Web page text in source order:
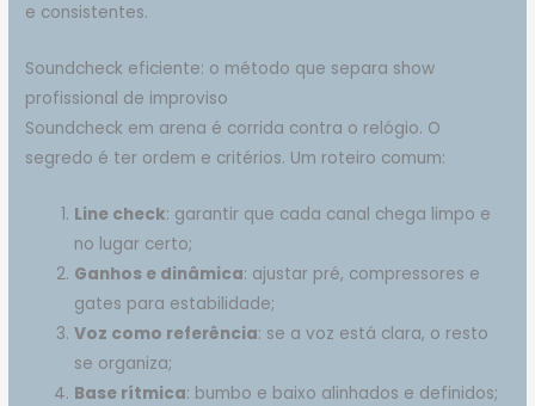
e consistentes.
Soundcheck eficiente: o método que separa show
profissional de improviso
Soundcheck em arena é corrida contra o relógio. O
segredo é ter ordem e critérios. Um roteiro comum:
Line check: garantir que cada canal chega limpo e
no lugar certo;
Ganhos e dinâmica: ajustar pré, compressores e
gates para estabilidade;
Voz como referência: se a voz está clara, o resto
se organiza;
Base rítmica: bumbo e baixo alinhados e definidos;